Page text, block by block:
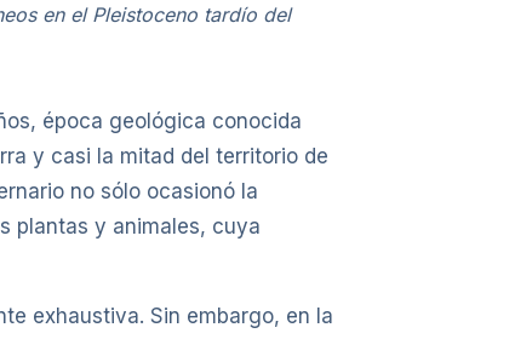
en el Pleistoceno tardío del
época geológica conocida
y casi la mitad del territorio de
no sólo ocasionó la
plantas y animales, cuya
exhaustiva. Sin embargo, en la